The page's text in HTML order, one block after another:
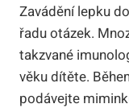
Zavádění lepku
řadu otázek.
takzvané
věku dítěte.
podávejte